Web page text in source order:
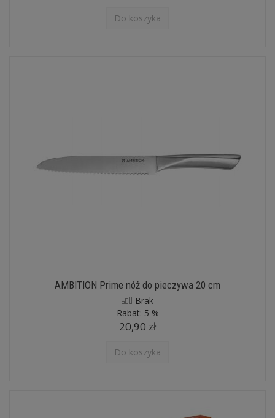
Do koszyka
AMBITION Prime nóż do pieczywa 20 cm
Brak
Rabat: 5 %
20,90 zł
Do koszyka